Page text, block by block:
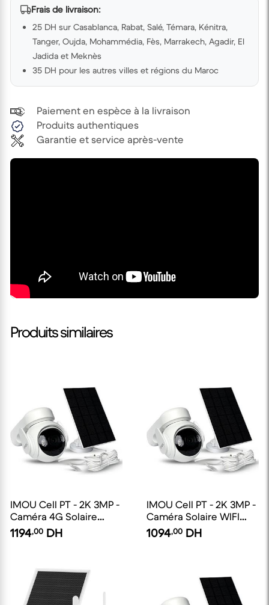
Frais de livraison:
25 DH sur Casablanca, Rabat, Salé, Témara, Kénitra,
Tanger, Oujda, Mohammédia, Fès, Marrakech, Agadir, El
Jadida et Meknès
35 DH pour les autres villes et régions du Maroc
Paiement en espèce à la livraison
Produits authentiques
Garantie et service après-vente
Produits similaires
IMOU Cell PT - 2K 3MP -
Caméra 4G Solaire
Extérieure
1194,00 DH
IMOU Cell PT - 2K 3MP -
Caméra Solaire WIFI
Extérieure
1094,00 DH